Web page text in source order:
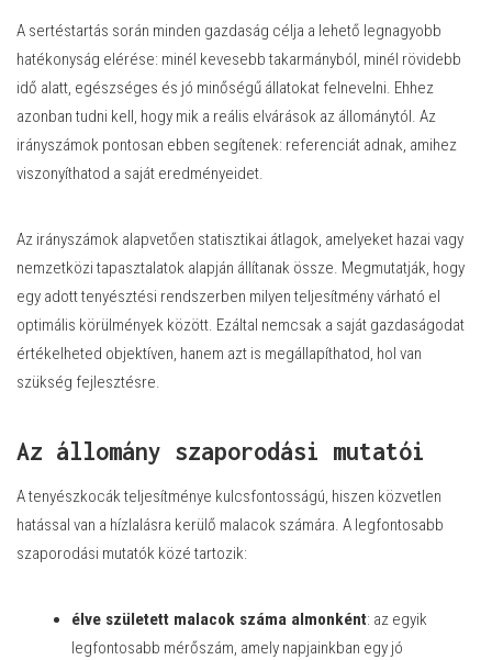
A sertéstartás során minden gazdaság célja a lehető legnagyobb
hatékonyság elérése: minél kevesebb takarmányból, minél rövidebb
idő alatt, egészséges és jó minőségű állatokat felnevelni. Ehhez
azonban tudni kell, hogy mik a reális elvárások az állománytól. Az
irányszámok pontosan ebben segítenek: referenciát adnak, amihez
viszonyíthatod a saját eredményeidet.
Az irányszámok alapvetően statisztikai átlagok, amelyeket hazai vagy
nemzetközi tapasztalatok alapján állítanak össze. Megmutatják, hogy
egy adott tenyésztési rendszerben milyen teljesítmény várható el
optimális körülmények között. Ezáltal nemcsak a saját gazdaságodat
értékelheted objektíven, hanem azt is megállapíthatod, hol van
szükség fejlesztésre.
Az állomány szaporodási mutatói
A tenyészkocák teljesítménye kulcsfontosságú, hiszen közvetlen
hatással van a hízlalásra kerülő malacok számára. A legfontosabb
szaporodási mutatók közé tartozik:
élve született malacok száma almonként: az egyik
legfontosabb mérőszám, amely napjainkban egy jó